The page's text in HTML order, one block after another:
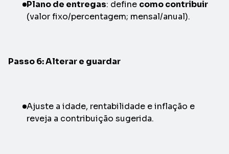
Plano de entregas: define como contribuir
(valor fixo/percentagem; mensal/anual).
Passo 6: Alterar e guardar
Ajuste a idade, rentabilidade e inflação e
reveja a contribuição sugerida.